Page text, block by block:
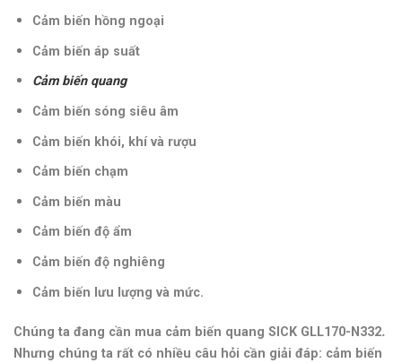
Cảm biến hồng ngoại
Cảm biến áp suất
Cảm biến quang
Cảm biến sóng siêu âm
Cảm biến khói, khí và rượu
Cảm biến chạm
Cảm biến màu
Cảm biến độ ẩm
Cảm biến độ nghiêng
Cảm biến lưu lượng và mức.
Chúng ta đang cần mua cảm biến quang SICK GLL170-N332.
Nhưng chúng ta rất có nhiều câu hỏi cần giải đáp: cảm biến